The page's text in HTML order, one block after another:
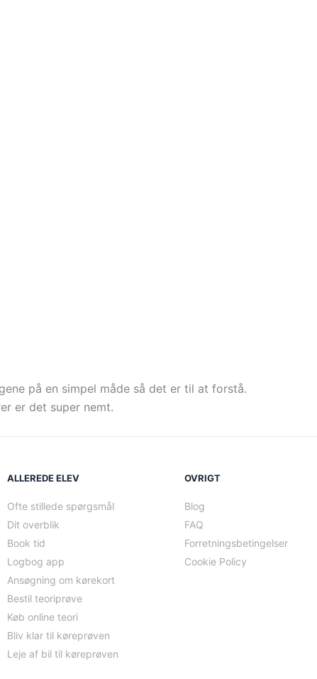
på en simpel måde så det er til at forstå.
er det super nemt.
ALLEREDE ELEV
Ofte stillede spørgsmål
Dit overblik
Book tid
Logbog app
Ansøgning om kørekort
Bestil teoriprøve
Køb online teori
Bliv klar til køreprøven
Leje af bil til køreprøven
OVRIGT
Blog
FAQ
Forretningsbetingelser
Cookie Policy